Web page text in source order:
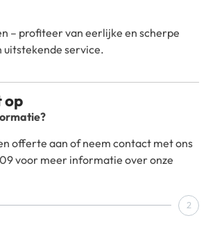
– profiteer van eerlijke en scherpe
uitstekende service.
op
offerte aan of neem contact met ons
09 voor meer informatie over onze
2